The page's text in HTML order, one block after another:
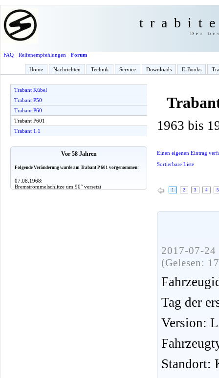
Der
FAQ· Reifenempfehlungen · Forum
Home Nachrichten Technik Service Downloads E-Books
Trabant Kübel
Trabant P50
Trabant P60
Trabant P601
Trabant 1.1
Vor 58 Jahren
Folgende Veränderung wurde am Trabant P 601 vorgenommen:
07.08.1968:
Bremstrommelschlitze um 90° versetzt
1963 bis
Einen eigenen Eintrag
Sortierbare Liste
1 2 3 4 5
2017-07-
(Gelesen:
Tag der
Version:
Standort: